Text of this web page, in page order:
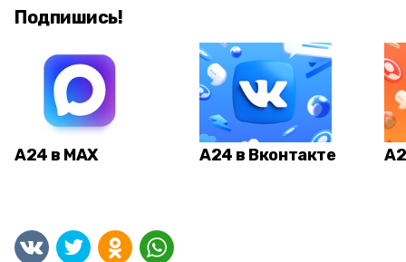
Подпишись!
А24 в MAX А24 в Вконтакте